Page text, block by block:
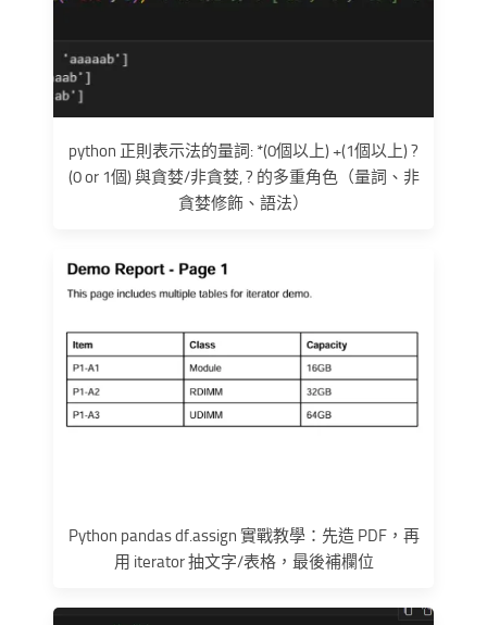
python 正則表示法的量詞: *(0個以上) +(1個以上) ?
(0 or 1個) 與貪婪/非貪婪, ? 的多重角色（量詞、非
貪婪修飾、語法）
Python pandas df.assign 實戰教學：先造 PDF，再
用 iterator 抽文字/表格，最後補欄位